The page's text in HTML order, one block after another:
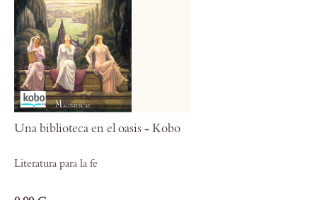
Una biblioteca en el oasis - Kobo
Literatura para la fe